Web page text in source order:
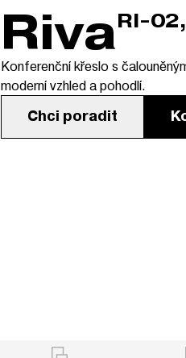
RivaRI-
Konferenční křeslo s
moderní vzhled a pohodlí.
Chci poradit